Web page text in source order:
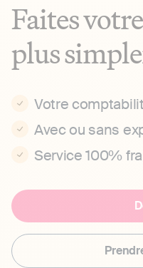
Faites
plus
Votre
Avec ou sans
Service 100%